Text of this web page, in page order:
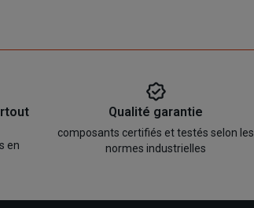
en
Qualité garantie
composants certifiés et testés selon les
normes industrielles